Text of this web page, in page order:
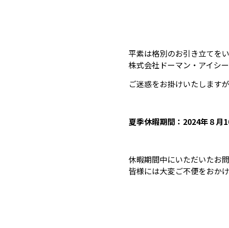
平素は格別のお引き立てを
株式会社ドーマン・アイシ
ご迷惑をお掛けいたします
夏季休暇期間：2024年８
休暇期間中にいただいたお
皆様には大変ご不便をおか